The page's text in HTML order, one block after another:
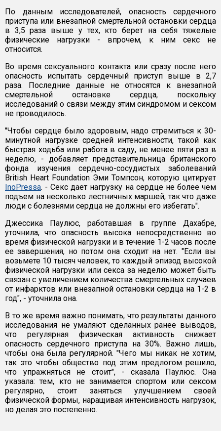
По данным исследователей, опасность сердечного
приступа или внезапной смертельной остановки сердца
в 3,5 раза выше у тех, кто берет на себя тяжелые
физические нагрузки - впрочем, к ним секс не
относится.
Во время сексуального контакта или сразу после него
опасность испытать сердечный приступ выше в 2,7
раза. Последние данные не относятся к внезапной
смертельной остановке сердца, поскольку
исследований о связи между этим синдромом и сексом
не проводилось.
"Чтобы сердце было здоровым, надо стремиться к 30-
минутной нагрузке средней интенсивности, такой как
быстрая ходьба или работа в саду, не менее пяти раз в
неделю, - добавляет представительница британского
фонда изучения сердечно-сосудистых заболеваний
British Heart Foundation Эми Томпсон, которую цитирует
InoPressa. - Секс дает нагрузку на сердце не более чем
подъем на несколько лестничных маршей, так что даже
люди с болезнями сердца не должны его избегать".
Джессика Паулюс, работавшая в группе Дахабре,
уточнила, что опасность высока непосредственно во
время физической нагрузки и в течение 1-2 часов после
ее завершения, но потом она сходит на нет. "Если вы
возьмете 10 тысяч человек, то каждый эпизод высокой
физической нагрузки или секса за неделю может быть
связан с увеличением количества смертельных случаев
от инфарктов или внезапной остановки сердца на 1-2 в
год", - уточнила она.
В то же время важно понимать, что результаты данного
исследования не умаляют сделанных ранее выводов,
что регулярная физическая активность снижает
опасность сердечного приступа на 30%. Важно лишь,
чтобы она была регулярной. "Чего мы никак не хотим,
так это чтобы общество под этим предлогом решило,
что упражняться не стоит", - сказала Паулюс. Она
указала: тем, кто не занимается спортом или сексом
регулярно, стоит заняться улучшением своей
физической формы, наращивая интенсивность нагрузок,
но делая это постепенно.